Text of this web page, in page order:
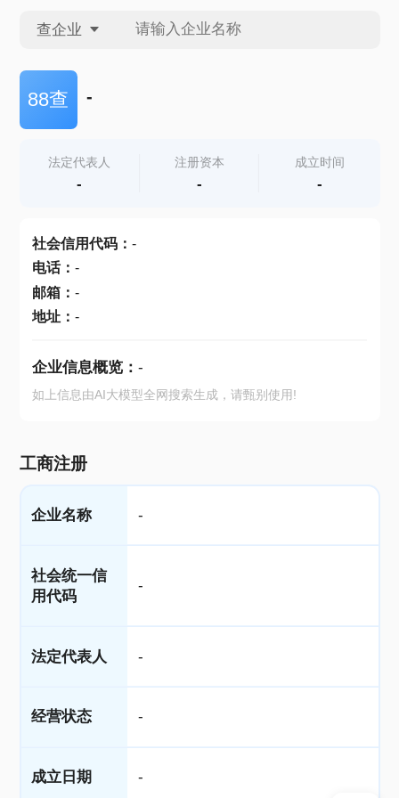
查企业
查企业
查产地
88查 -
法定代表人
-
注册资本
-
成立时间
-
社会信用代码： -
电话： -
邮箱： -
地址： -
企业信息概览： -
如上信息由AI大模型全网搜索生成，请甄别使用!
工商注册
企业名称 -
社会统一信
用代码
-
法定代表人 -
经营状态 -
成立日期 -